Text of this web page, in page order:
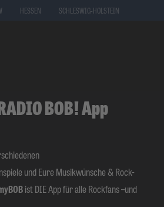
HESSEN SCHLESWIG-HOLSTEIN
BOB! App
und Eure Musikwünsche & Rock-
ist DIE App für alle Rockfans–und